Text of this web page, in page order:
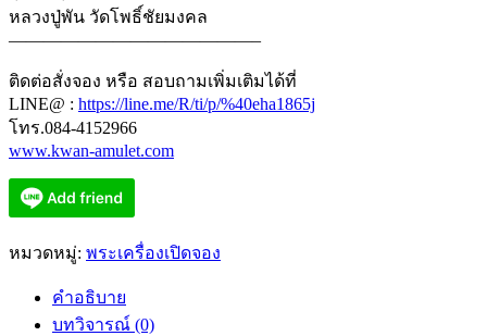
หลวงปู่พัน วัดโพธิ์ชัยมงคล
——————————————–
ติดต่อสั่งจอง หรือ สอบถามเพิ่มเติมได้ที่
LINE@ : https://line.me/R/ti/p/%40eha1865j
โทร.084-4152966
www.kwan-amulet.com
หมวดหมู่: พระเครื่องเปิดจอง
คำอธิบาย
บทวิจารณ์ (0)